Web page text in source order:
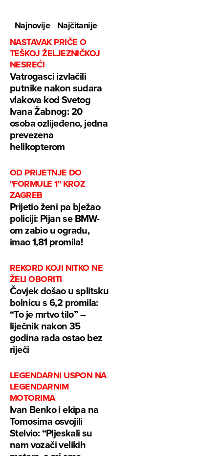
Najnovije
Najčitanije
NASTAVAK PRIČE O
TEŠKOJ ŽELJEZNIČKOJ
NESREĆI
Vatrogasci izvlačili
putnike nakon sudara
vlakova kod Svetog
Ivana Žabnog: 20
osoba ozlijeđeno, jedna
prevezena
helikopterom
OD PRIJETNJE DO
"FORMULE 1" KROZ
ZAGREB
Prijetio ženi pa bježao
policiji: Pijan se BMW-
om zabio u ogradu,
imao 1,81 promila!
REKORD KOJI NITKO NE
ŽELI OBORITI
Čovjek došao u splitsku
bolnicu s 6,2 promila:
“To je mrtvo tilo” –
liječnik nakon 35
godina rada ostao bez
riječi
LEGENDARNI USPON NA
LEGENDARNIM
MOTORIMA
Ivan Benko i ekipa na
Tomosima osvojili
Stelvio: “Pljeskali su
nam vozači velikih